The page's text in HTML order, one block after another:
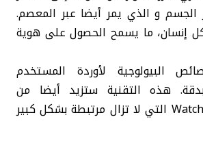
الجسم و الذي يمر أيضا عبر المعصم.
إنسان، ما يسمح الحصول على هوية
البيولوجية لأوردة المستخدم
هذه التقنية ستزيد أيضا من
استقلال الساعات Watch التي لا تزال مرتبطة بشكل كبير